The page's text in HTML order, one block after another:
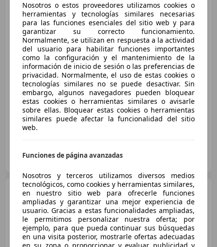
€ 12.500
Sin comparación
07/2003 89.000 km Gasolina 190 kW (258 CV)
Particular
ES-28042 Madrid
Jeep Grand Cherokee
3.0CRD Laredo Aut.
€ 12.489
Nosotros o estos proveedores utilizamos cookies o
herramientas y tecnologías similares necesarias
para las funciones esenciales del sitio web y para
garantizar su correcto funcionamiento.
Normalmente, se utilizan en respuesta a la actividad
del usuario para habilitar funciones importantes
como la configuración y el mantenimiento de la
información de inicio de sesión o las preferencias de
privacidad. Normalmente, el uso de estas cookies o
tecnologías similares no se puede desactivar. Sin
embargo, algunos navegadores pueden bloquear
estas cookies o herramientas similares o avisarle
sobre ellas. Bloquear estas cookies o herramientas
similares puede afectar la funcionalidad del sitio
web.
Funciones de página avanzadas
Nosotros y terceros utilizamos diversos medios
tecnológicos, como cookies y herramientas similares,
en nuestro sitio web para ofrecerle funciones
ampliadas y garantizar una mejor experiencia de
usuario. Gracias a estas funcionalidades ampliadas,
le permitimos personalizar nuestra oferta; por
ejemplo, para que pueda continuar sus búsquedas
en una visita posterior, mostrarle ofertas adecuadas
en su zona o proporcionar y evaluar publicidad y